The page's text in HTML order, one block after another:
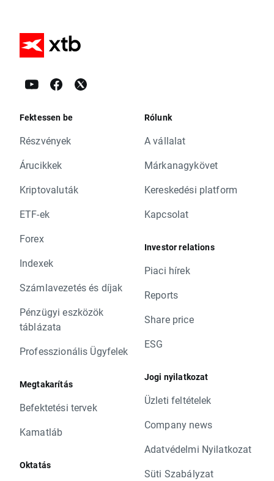
Fektessen be
Részvények
Árucikkek
Kriptovaluták
ETF-ek
Forex
Indexek
Számlavezetés és díjak
Pénzügyi eszközök
táblázata
Professzionális Ügyfelek
Megtakarítás
Befektetési tervek
Kamatláb
Oktatás
Rólunk
A vállalat
Márkanagykövet
Kereskedési platform
Kapcsolat
Investor relations
Piaci hírek
Reports
Share price
ESG
Jogi nyilatkozat
Üzleti feltételek
Company news
Adatvédelmi Nyilatkozat
Süti Szabályzat